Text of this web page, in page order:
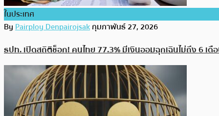
ในประเทศ
ByPairploy Denpairojsakกุมภาพันธ์ 27, 2026
ธปท. เปิดสถิติช็อก! คนไทย 77.3% มีเงินออมฉุกเฉินไม่ถึง 6 เดื